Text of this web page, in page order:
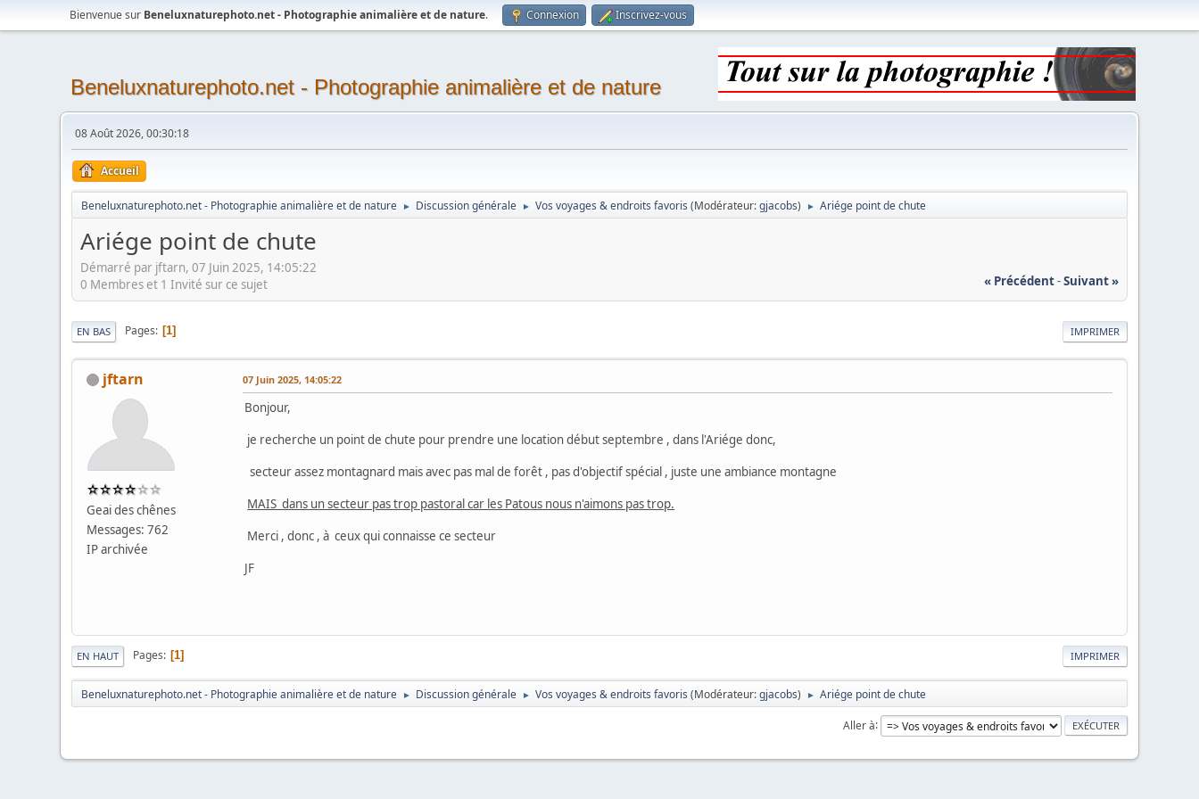
Bienvenue sur Beneluxnaturephoto.net - Photographie animalière et de nature. Connexion Inscrivez-vous
Beneluxnaturephoto.net - Photographie animalière et de nature
08 Août 2026, 00:30:18
Accueil
Beneluxnaturephoto.net - Photographie animalière et de nature ► Discussion générale ► Vos voyages & endroits favoris (Modérateur:gjacobs) ► Ariége point de chute
Ariége point de chute
Démarré par jftarn, 07 Juin 2025, 14:05:22
« Précédent-Suivant »
0 Membres et 1 Invité sur ce sujet
IMPRIMER
EN BAS Pages 1
jftarn
Geai des chênes
Messages: 762
IP archivée
07 Juin 2025, 14:05:22
Bonjour,
je recherche un point de chute pour prendre une location début septembre , dans l'Ariége donc,
secteur assez montagnard mais avec pas mal de forêt , pas d'objectif spécial , juste une ambiance montagne
MAIS dans un secteur pas trop pastoral car les Patous nous n'aimons pas trop.
Merci , donc , à ceux qui connaisse ce secteur
JF
IMPRIMER
EN HAUT Pages 1
Beneluxnaturephoto.net - Photographie animalière et de nature ► Discussion générale ► Vos voyages & endroits favoris (Modérateur:gjacobs) ► Ariége point de chute
Aller à